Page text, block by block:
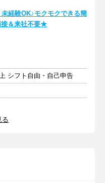
未経験OK♪モクモクできる簡
接＆来社不要★
シフト自由・自己申告
る